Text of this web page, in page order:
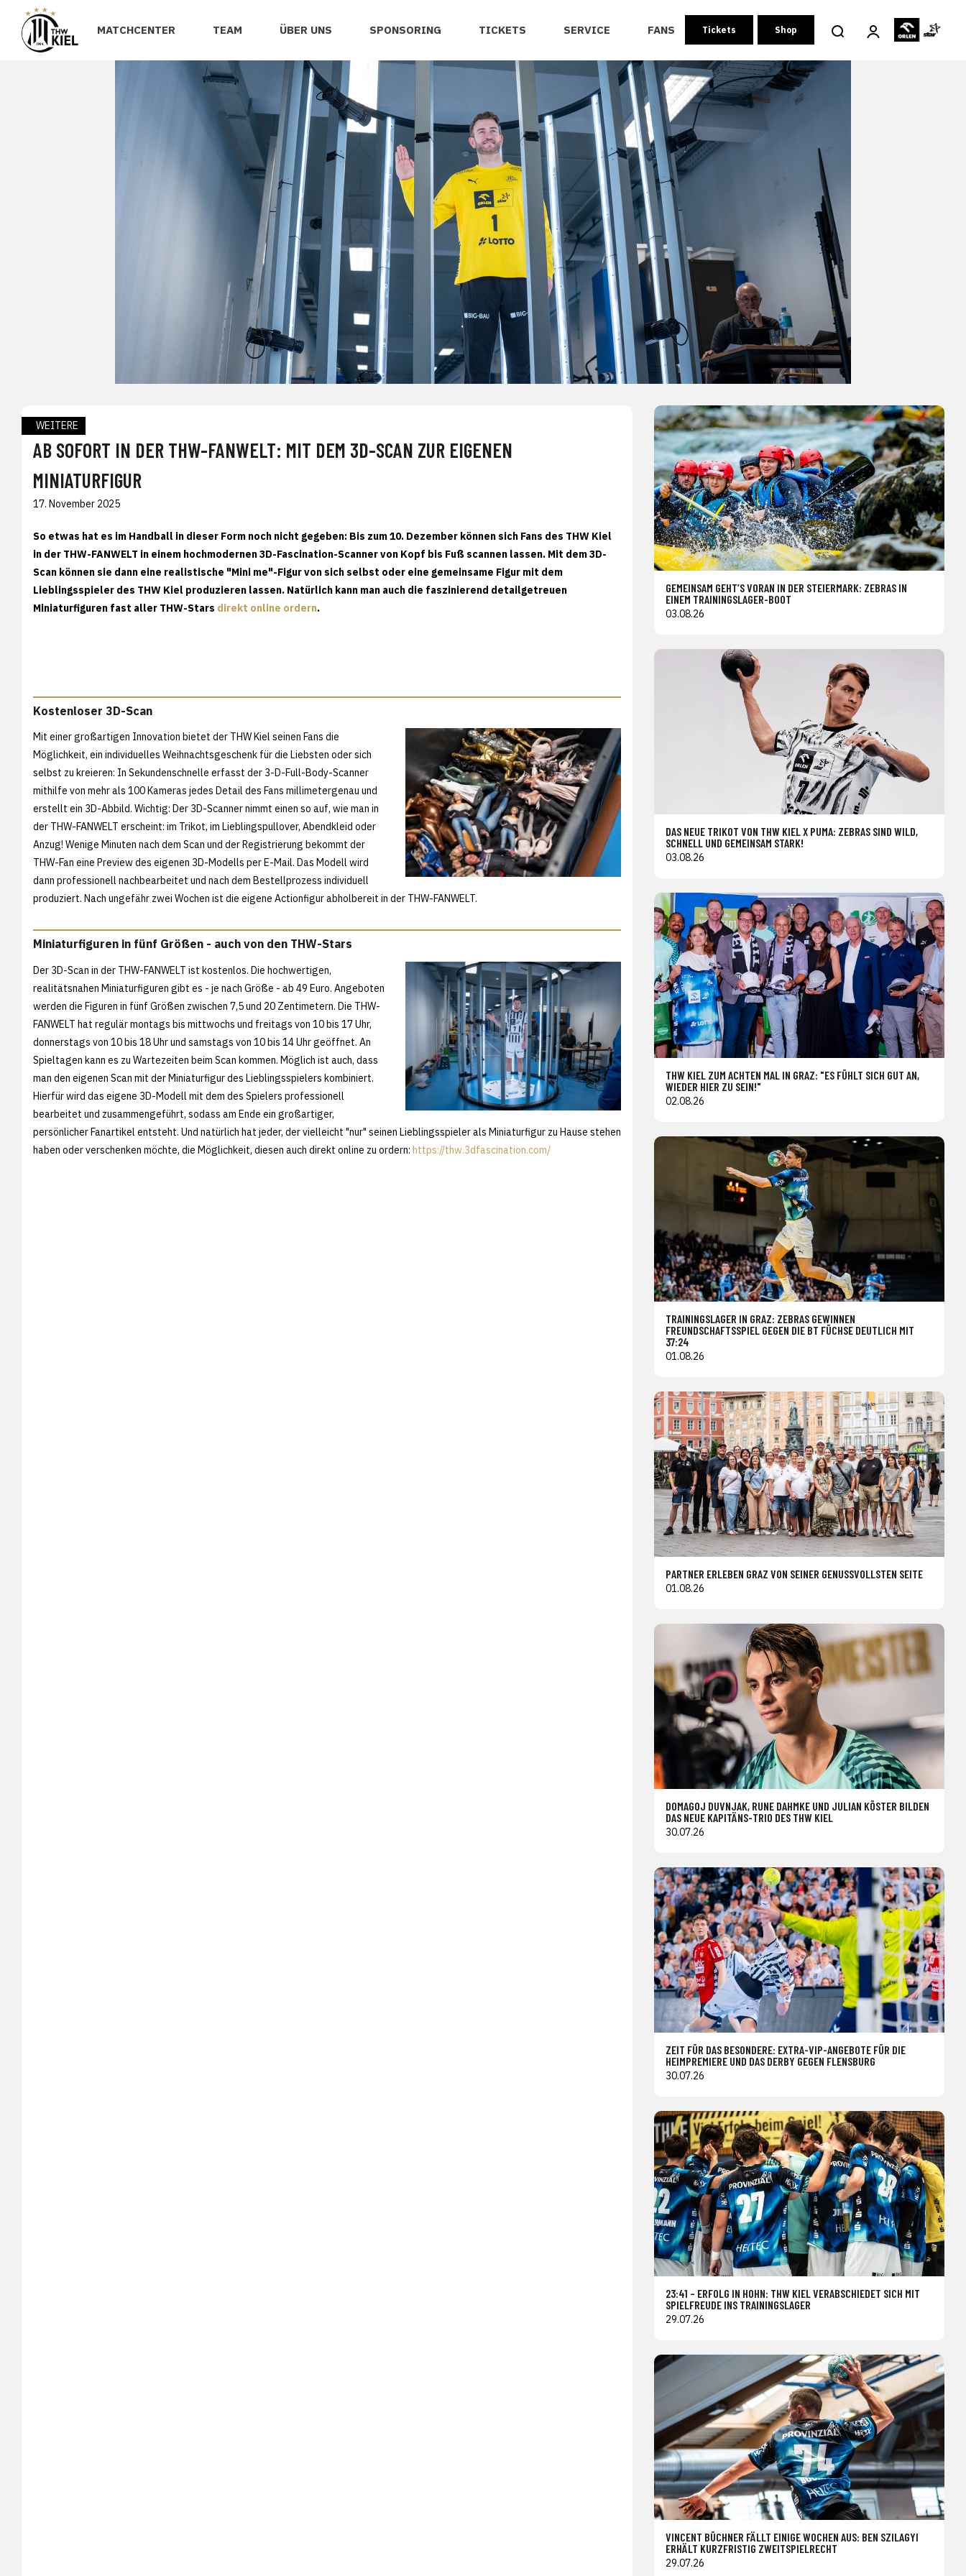
MATCHCENTER TEAM ÜBER UNS SPONSORING TICKETS SERVICE FANS Tickets Shop
WEITERE
AB SOFORT IN DER THW-FANWELT: MIT DEM 3D-SCAN ZUR EIGENEN
MINIATURFIGUR
17. November 2025
So etwas hat es im Handball in dieser Form noch nicht gegeben: Bis zum 10. Dezember können sich Fans des THW Kiel
in der THW-FANWELT in einem hochmodernen 3D-Fascination-Scanner von Kopf bis Fuß scannen lassen. Mit dem 3D-
Scan können sie dann eine realistische "Mini me"-Figur von sich selbst oder eine gemeinsame Figur mit dem
Lieblingsspieler des THW Kiel produzieren lassen. Natürlich kann man auch die faszinierend detailgetreuen
Miniaturfiguren fast aller THW-Stars direkt online ordern.
Kostenloser 3D-Scan
Mit einer großartigen Innovation bietet der THW Kiel seinen Fans die
Möglichkeit, ein individuelles Weihnachtsgeschenk für die Liebsten oder sich
selbst zu kreieren: In Sekundenschnelle erfasst der 3-D-Full-Body-Scanner
mithilfe von mehr als 100 Kameras jedes Detail des Fans millimetergenau und
erstellt ein 3D-Abbild. Wichtig: Der 3D-Scanner nimmt einen so auf, wie man in
der THW-FANWELT erscheint: im Trikot, im Lieblingspullover, Abendkleid oder
Anzug! Wenige Minuten nach dem Scan und der Registrierung bekommt der
THW-Fan eine Preview des eigenen 3D-Modells per E-Mail. Das Modell wird
dann professionell nachbearbeitet und nach dem Bestellprozess individuell
produziert. Nach ungefähr zwei Wochen ist die eigene Actionfigur abholbereit in der THW-FANWELT.
Miniaturfiguren in fünf Größen - auch von den THW-Stars
Der 3D-Scan in der THW-FANWELT ist kostenlos. Die hochwertigen,
realitätsnahen Miniaturfiguren gibt es - je nach Größe - ab 49 Euro. Angeboten
werden die Figuren in fünf Größen zwischen 7,5 und 20 Zentimetern. Die THW-
FANWELT hat regulär montags bis mittwochs und freitags von 10 bis 17 Uhr,
donnerstags von 10 bis 18 Uhr und samstags von 10 bis 14 Uhr geöffnet. An
Spieltagen kann es zu Wartezeiten beim Scan kommen. Möglich ist auch, dass
man den eigenen Scan mit der Miniaturfigur des Lieblingsspielers kombiniert.
Hierfür wird das eigene 3D-Modell mit dem des Spielers professionell
bearbeitet und zusammengeführt, sodass am Ende ein großartiger,
persönlicher Fanartikel entsteht. Und natürlich hat jeder, der vielleicht "nur" seinen Lieblingsspieler als Miniaturfigur zu Hause stehen
haben oder verschenken möchte, die Möglichkeit, diesen auch direkt online zu ordern: https://thw.3dfascination.com/
GEMEINSAM GEHT’S VORAN IN DER STEIERMARK: ZEBRAS IN
EINEM TRAININGSLAGER-BOOT
03.08.26
DAS NEUE TRIKOT VON THW KIEL X PUMA: ZEBRAS SIND WILD,
SCHNELL UND GEMEINSAM STARK!
03.08.26
THW KIEL ZUM ACHTEN MAL IN GRAZ: "ES FÜHLT SICH GUT AN,
WIEDER HIER ZU SEIN!"
02.08.26
TRAININGSLAGER IN GRAZ: ZEBRAS GEWINNEN
FREUNDSCHAFTSSPIEL GEGEN DIE BT FÜCHSE DEUTLICH MIT
37:24
01.08.26
PARTNER ERLEBEN GRAZ VON SEINER GENUSSVOLLSTEN SEITE
01.08.26
DOMAGOJ DUVNJAK, RUNE DAHMKE UND JULIAN KÖSTER BILDEN
DAS NEUE KAPITÄNS-TRIO DES THW KIEL
30.07.26
ZEIT FÜR DAS BESONDERE: EXTRA-VIP-ANGEBOTE FÜR DIE
HEIMPREMIERE UND DAS DERBY GEGEN FLENSBURG
30.07.26
23:41 – ERFOLG IN HOHN: THW KIEL VERABSCHIEDET SICH MIT
SPIELFREUDE INS TRAININGSLAGER
29.07.26
VINCENT BÜCHNER FÄLLT EINIGE WOCHEN AUS: BEN SZILAGYI
ERHÄLT KURZFRISTIG ZWEITSPIELRECHT
29.07.26